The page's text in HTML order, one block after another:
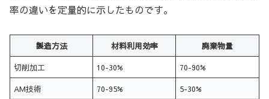
率の違いを定量的に示したものです。
製造方法 材料利用効率 廃棄物量
切削加工 10-30% 70-90%
AM技術 70-95% 5-30%